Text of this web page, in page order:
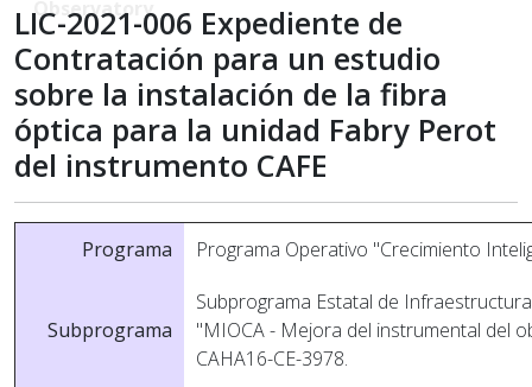
LIC-2021-006 Expediente de
Contratación para un estudio
sobre la instalación de la fibra
óptica para la unidad Fabry Perot
del instrumento CAFE
Programa Programa Operativo "Crecimiento
Subprograma
Subprograma Estatal de
"MIOCA - Mejora del instrumental del
CAHA16-CE-3978.